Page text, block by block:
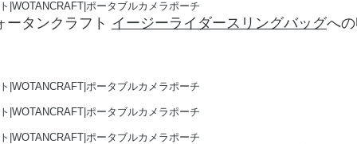
ータンクラフト イージーライダースリングバッグへ